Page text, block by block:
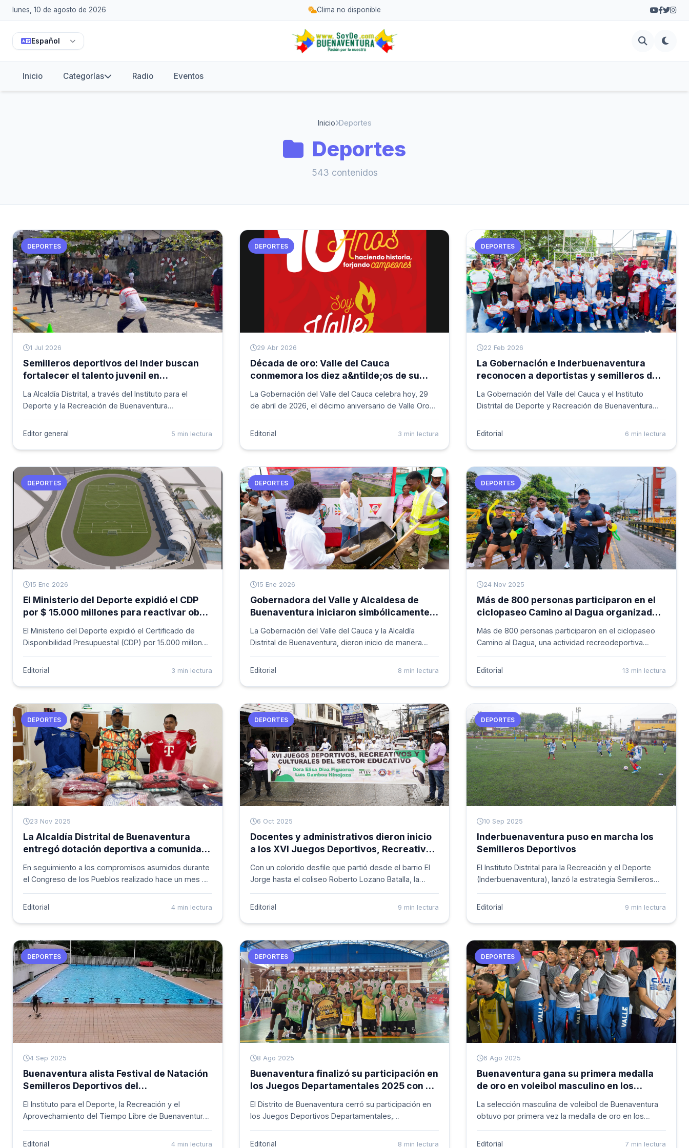
lunes, 10 de agosto de 2026 Clima no disponible
Español
Inicio Categorías Radio Eventos
Inicio Deportes
Deportes
543 contenidos
DEPORTES
1 Jul 2026
Semilleros deportivos del Inder buscan
fortalecer el talento juvenil en
La Alcaldía Distrital, a través del Instituto para el
Deporte y la Recreación de Buenaventura
identificación y desarrollo de talento deportivo en el
distintas disciplinas. La iniciativa se ejecuta en
articulación con la Gobernación del Valle del Cauca.
Editor general 5 min lectura
DEPORTES
29 Abr 2026
Década de oro: Valle del Cauca
conmemora los diez a&ntilde;os de su
La Gobernación del Valle del Cauca celebra hoy, 29
de abril de 2026, el décimo aniversario de Valle Oro
Indervalle, ha sido el eje central para el
atletas, permitiendo que el departamento recupere
su protagonismo en competencias de alto nivel tanto
en Colombia como en el exterior.
Editorial 3 min lectura
DEPORTES
22 Feb 2026
La Gobernación e Inderbuenaventura
reconocen a deportistas y semilleros del
La Gobernación del Valle del Cauca y el Instituto
Distrital de Deporte y Recreación de Buenaventura
reconocimiento a deportistas y semilleros deportivos
Editorial 6 min lectura
DEPORTES
15 Ene 2026
El Ministerio del Deporte expidió el CDP
por $ 15.000 millones para reactivar obra
Buenaventura
El Ministerio del Deporte expidió el Certificado de
Disponibilidad Presupuestal (CDP) por 15.000 millones
estadio Marino Klinger, en Buenaventura, como
Editorial 3 min lectura
DEPORTES
15 Ene 2026
Gobernadora del Valle y Alcaldesa de
Buenaventura iniciaron simbólicamente
cancha del barrio Montechino
La Gobernación del Valle del Cauca y la Alcaldía
Distrital de Buenaventura, dieron inicio de manera
cancha de fútbol del barrio Montechino en
graderías, cubierta y camerinos para fortalecer este
escenario deportivo.
Editorial 8 min lectura
DEPORTES
24 Nov 2025
Más de 800 personas participaron en el
ciclopaseo Camino al Dagua organizado
Más de 800 personas participaron en el ciclopaseo
Camino al Dagua, una actividad recreodeportiva
Inderbuenaventura, que reunió deporte, integración
naturales.
Editorial 13 min lectura
DEPORTES
23 Nov 2025
La Alcaldía Distrital de Buenaventura
entregó dotación deportiva a comunidad
En seguimiento a los compromisos asumidos durante
el Congreso de los Pueblos realizado hace un mes en
Buenaventura avanzó en nuevas acciones dirigidas a
territorio. Como parte de estos acuerdos, se realizó la
entrega oficial de una dotación deportiva a la
comunidad indígena Nasa Kiwe.
Editorial 4 min lectura
DEPORTES
6 Oct 2025
Docentes y administrativos dieron inicio
a los XVI Juegos Deportivos, Recreativos
Buenaventura
Con un colorido desfile que partió desde el barrio El
Jorge hasta el coliseo Roberto Lozano Batalla, la
magisterio SUTEV, SUNET, USDE y
Deportivos, Recreativos y Culturales del sector
educativo.
Editorial 9 min lectura
DEPORTES
10 Sep 2025
Inderbuenaventura puso en marcha los
Semilleros Deportivos
El Instituto Distrital para la Recreación y el Deporte
(Inderbuenaventura), lanzó la estrategia Semilleros
potenciar el talento de ni&ntilde;os y ni&ntilde;as en
formación y proyección.
Editorial 9 min lectura
DEPORTES
4 Sep 2025
Buenaventura alista Festival de Natación
Semilleros Deportivos del
El Instituto para el Deporte, la Recreación y el
Aprovechamiento del Tiempo Libre de Buenaventura
los días 6 y 7 de septiembre de 2025 en el coliseo El
Editorial 4 min lectura
DEPORTES
8 Ago 2025
Buenaventura finalizó su participación en
los Juegos Departamentales 2025 con 57
El Distrito de Buenaventura cerró su participación en
los Juegos Deportivos Departamentales,
con un total de 57 medallas, ubicándose en el
Editorial 8 min lectura
DEPORTES
6 Ago 2025
Buenaventura gana su primera medalla
de oro en voleibol masculino en los
Cauca
La selección masculina de voleibol de Buenaventura
obtuvo por primera vez la medalla de oro en los
Cauca, al imponerse 3-1 frente al equipo de Roldanillo
Editorial 7 min lectura